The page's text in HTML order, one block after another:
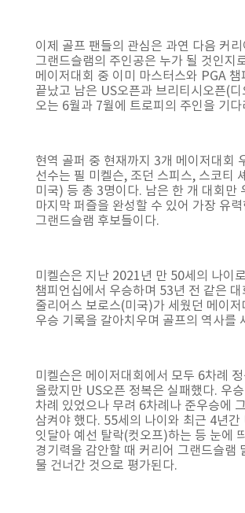
이제 골프 팬들의 관심은 과연 다음 커리
그랜드슬램의 주인공은 누가 될 것인지
메이저대회 중 이미 마스터스와 PGA 챔
끝났고 남은 US오픈과 브리티시오픈(
오는 6월과 7월에 트로피의 주인을 기다
현역 골퍼 중 현재까지 3개 메이저대회
선수는 필 미켈슨, 조던 스피스, 스코티
미국) 등 총 3명이다. 남은 한 개 대회만
마지막 퍼즐을 완성할 수 있어 가장 유력
그랜드슬램 후보들이다.
미켈슨은 지난 2021년 만 50세의 나이
챔피언십에서 우승하며 53년 전 같은 대
줄리어스 보로스(미국)가 세웠던 메이저
우승 기록을 갈아치우며 골프의 역사를
미켈슨은 메이저대회에서 모두 6차례 정
올랐지만 US오픈 정복은 실패했다. 우
차례 있었으나 무려 6차례나 준우승에
삼켜야 했다. 55세의 나이와 최근 4년간
잇달아 예선 탈락(컷오프)하는 등 눈에
경기력을 감안할 때 커리어 그랜드슬램
물 건너간 것으로 평가된다.